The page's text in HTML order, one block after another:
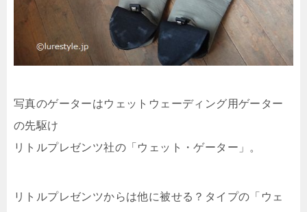
写真のゲーターはウェットウェーディング用ゲーター
の先駆け
リトルプレゼンツ社の「ウェット・ゲーター」。
リトルプレゼンツからは他に被せる？タイプの「ウェ